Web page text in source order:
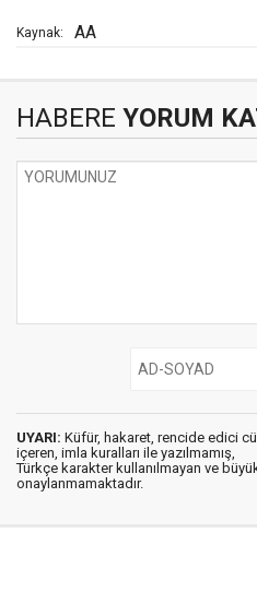
Kaynak: AA
HABERE YORUM
UYARI: Küfür, hakaret, rencide edici
içeren, imla kuralları ile yazılmamış,
Türkçe karakter kullanılmayan ve
onaylanmamaktadır.